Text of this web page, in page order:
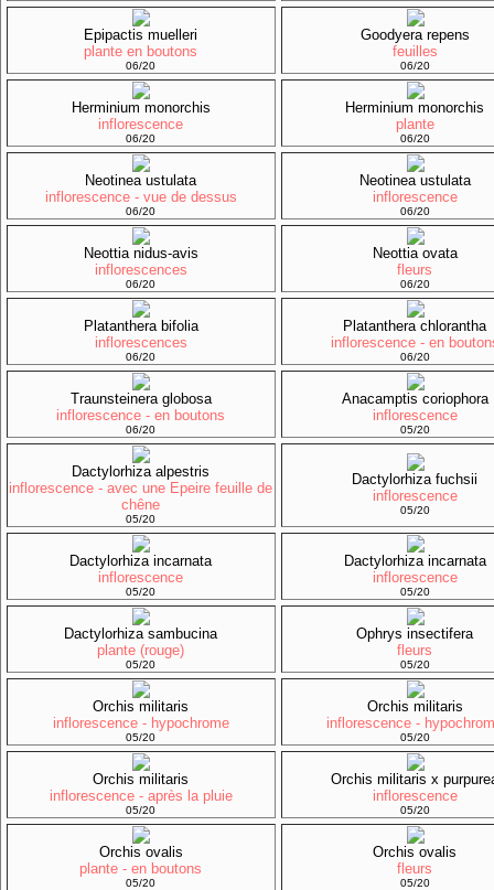
Epipactis muelleri
plante en boutons
06/20
Goodyera repens
feuilles
06/20
Herminium monorchis
inflorescence
06/20
Herminium monorchis
plante
06/20
Neotinea ustulata
inflorescence - vue de dessus
06/20
Neotinea ustulata
inflorescence
06/20
Neottia nidus-avis
inflorescences
06/20
Neottia ovata
fleurs
06/20
Platanthera bifolia
inflorescences
06/20
Platanthera chlorantha
inflorescence - en
06/20
Traunsteinera globosa
inflorescence - en boutons
06/20
Anacamptis coriophora
inflorescence
05/20
Dactylorhiza alpestris
inflorescence - avec une Epeire feuille de
chêne
05/20
Dactylorhiza fuchsii
inflorescence
05/20
Dactylorhiza incarnata
inflorescence
05/20
Dactylorhiza incarnata
inflorescence
05/20
Dactylorhiza sambucina
plante (rouge)
05/20
Ophrys insectifera
fleurs
05/20
Orchis militaris
inflorescence - hypochrome
05/20
Orchis militaris
inflorescence -
05/20
Orchis militaris
inflorescence - après la pluie
05/20
Orchis militaris x
inflorescence
05/20
Orchis ovalis
plante - en boutons
05/20
Orchis ovalis
fleurs
05/20